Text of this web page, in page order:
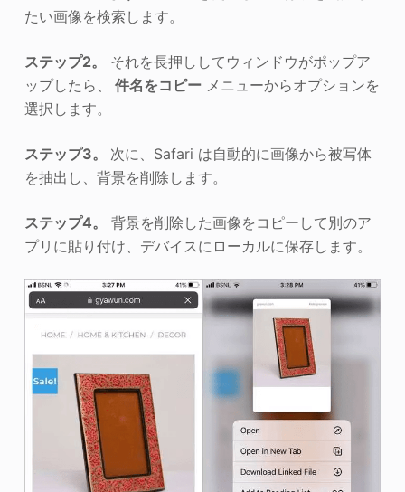
たい画像を検索します。
ステップ2。
それを長押ししてウィンドウがポップア
ップしたら、
件名をコピーメニューからオプションを
選択します。
ステップ3。 次に、Safari は自動的に画像から被写体
を抽出し、背景を削除します。
ステップ4。
背景を削除した画像をコピーして別のア
プリに貼り付け、デバイスにローカルに保存します。